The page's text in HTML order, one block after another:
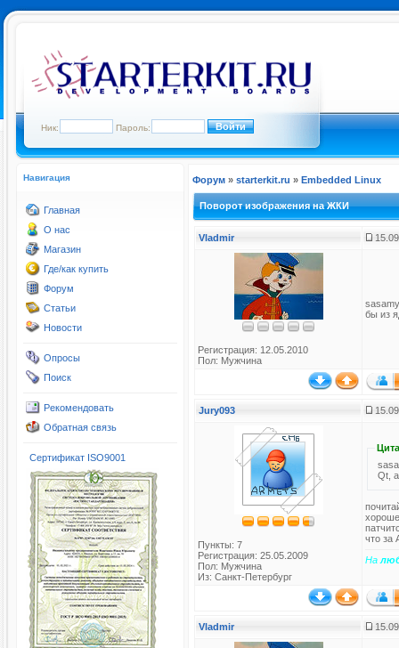
Ник: Пароль:
Навигация
Главная
О нас
Магазин
Где/как купить
Форум
Статьи
Новости
Опросы
Поиск
Рекомендовать
Обратная связь
Сертификат ISO9001
Форум » starterkit.ru » Embedded Linux
Поворот изображения на ЖКИ
Vladmir
Регистрация: 12.05.2010
Пол: Мужчина
бы из
Jury093
Пункты: 7
Регистрация: 25.05.2009
Пол: Мужчина
Из: Санкт-Петербург
Qt,
что за
На
Vladmir